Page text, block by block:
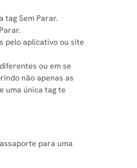
tag Sem Parar.
pelo aplicativo ou site
ou em se
não apenas as
uma única tag te
para uma